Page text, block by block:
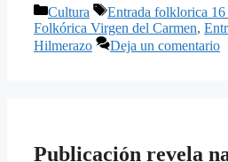
Categorías
Cultura Etiquetas
Entrada folklorica
Folkórica Virgen del Carmen,
Hilmerazo
Deja un comentario
Publicación revela